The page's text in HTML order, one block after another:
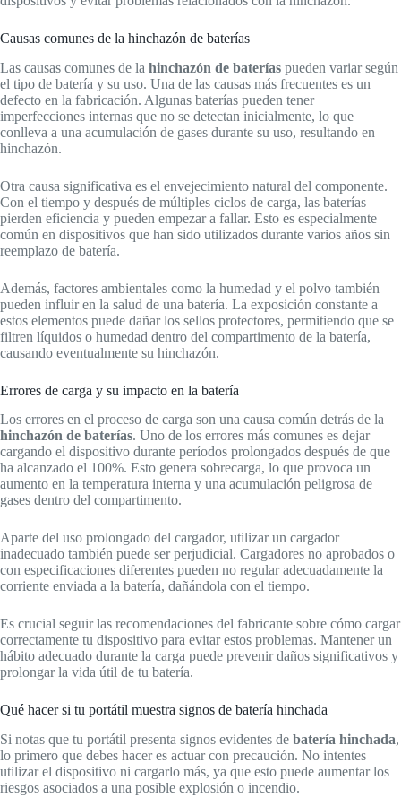
Causas comunes de la hinchazón de baterías
Las causas comunes de la hinchazón de baterías pueden variar según
el tipo de batería y su uso. Una de las causas más frecuentes es un
defecto en la fabricación. Algunas baterías pueden tener
imperfecciones internas que no se detectan inicialmente, lo que
conlleva a una acumulación de gases durante su uso, resultando en
hinchazón.
Otra causa significativa es el envejecimiento natural del componente.
Con el tiempo y después de múltiples ciclos de carga, las baterías
pierden eficiencia y pueden empezar a fallar. Esto es especialmente
común en dispositivos que han sido utilizados durante varios años sin
reemplazo de batería.
Además, factores ambientales como la humedad y el polvo también
pueden influir en la salud de una batería. La exposición constante a
estos elementos puede dañar los sellos protectores, permitiendo que se
filtren líquidos o humedad dentro del compartimento de la batería,
causando eventualmente su hinchazón.
Errores de carga y su impacto en la batería
Los errores en el proceso de carga son una causa común detrás de la
hinchazón de baterías. Uno de los errores más comunes es dejar
cargando el dispositivo durante períodos prolongados después de que
ha alcanzado el 100%. Esto genera sobrecarga, lo que provoca un
aumento en la temperatura interna y una acumulación peligrosa de
gases dentro del compartimento.
Aparte del uso prolongado del cargador, utilizar un cargador
inadecuado también puede ser perjudicial. Cargadores no aprobados o
con especificaciones diferentes pueden no regular adecuadamente la
corriente enviada a la batería, dañándola con el tiempo.
Es crucial seguir las recomendaciones del fabricante sobre cómo cargar
correctamente tu dispositivo para evitar estos problemas. Mantener un
hábito adecuado durante la carga puede prevenir daños significativos y
prolongar la vida útil de tu batería.
Qué hacer si tu portátil muestra signos de batería hinchada
Si notas que tu portátil presenta signos evidentes de batería hinchada,
lo primero que debes hacer es actuar con precaución. No intentes
utilizar el dispositivo ni cargarlo más, ya que esto puede aumentar los
riesgos asociados a una posible explosión o incendio.